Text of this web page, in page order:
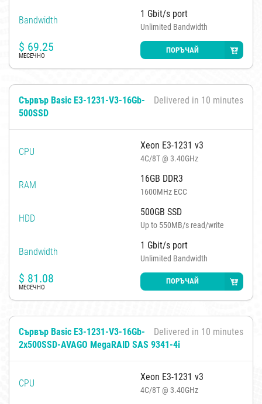
Bandwidth
1 Gbit/s port
Unlimited Bandwidth
$ 69.25
МЕСЕЧНО
ПОРЪЧАЙ
Delivered in 10 minutes
Сървър Basic E3-1231-V3-16Gb-
500SSD
CPU
Xeon E3-1231 v3
4C/8T @ 3.40GHz
RAM
16GB DDR3
1600MHz ECC
HDD
500GB SSD
Up to 550MB/s read/write
Bandwidth
1 Gbit/s port
Unlimited Bandwidth
$ 81.08
МЕСЕЧНО
ПОРЪЧАЙ
Delivered in 10 minutes
Сървър Basic E3-1231-V3-16Gb-
2x500SSD-AVAGO MegaRAID SAS 9341-4i
CPU
Xeon E3-1231 v3
4C/8T @ 3.40GHz